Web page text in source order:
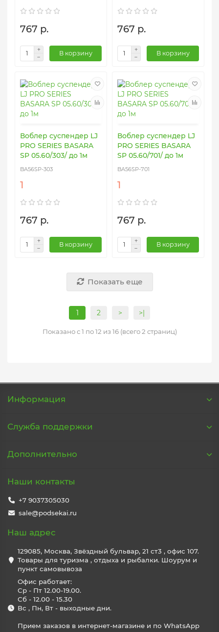
767 р.
В корзину
767 р.
В корзину
Воблер суспендер LJ
PRO SERIES BASARA
SP 05.60/303/ до 1м
BA56SP-303
1
767 р.
В корзину
Воблер суспендер LJ
PRO SERIES BASARA
SP 05.60/701/ до 1м
BA56SP-701
1
767 р.
В корзину
Показать еще
1 2 > >|
Показано с 1 по 12 из 16 (всего 2 страниц)
Информация
Служба поддержки
Дополнительно
Наши контакты
+7 9037305030
sale@podsekai.ru
Наш адрес
129085, Москва, Звёздный бульвар, 21 ст3 , офис 107.
Товары для туризма , отдыха и рыбалки. Шоурум и
пункт самовывоза
Офис работает:
Ср - Пт 12.00-19.00.
Сб - 12.00 - 15.30
Вс , Пн, Вт - выходные дни.
Прием заказов в интернет-магазине и по WhatsApp